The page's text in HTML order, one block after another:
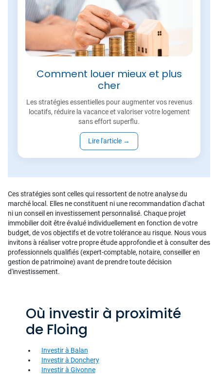
Comment louer mieux et plus
cher
Les stratégies essentielles pour augmenter vos revenus
locatifs, réduire la vacance et valoriser votre logement
sans effort superflu.
Lire l'article →
Ces stratégies sont celles qui ressortent de notre analyse du
marché local. Elles ne constituent ni une recommandation d'achat
ni un conseil en investissement personnalisé. Chaque projet
immobilier doit être évalué individuellement en fonction de votre
budget, de vos objectifs et de votre tolérance au risque. Nous vous
invitons à réaliser votre propre étude approfondie et à consulter des
professionnels qualifiés (expert-comptable, notaire, conseiller en
gestion de patrimoine) avant de prendre toute décision
d'investissement.
Où investir à proximité
de Floing
Investir à Balan
Investir à Donchery
Investir à Givonne